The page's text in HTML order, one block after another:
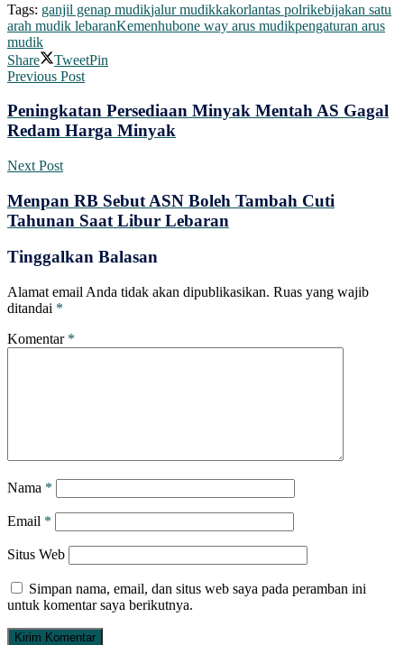
Tags: ganjil genap mudikjalur mudikkakorlantas polrikebijakan satu
arah mudik lebaranKemenhubone way arus mudikpengaturan arus
mudik
Share
TweetPin
Previous Post
Peningkatan Persediaan Minyak Mentah AS Gagal
Redam Harga Minyak
Next Post
Menpan RB Sebut ASN Boleh Tambah Cuti
Tahunan Saat Libur Lebaran
Tinggalkan Balasan
Alamat email Anda tidak akan dipublikasikan. Ruas yang wajib
ditandai *
Komentar *
Nama *
Email *
Situs Web
Simpan nama, email, dan situs web saya pada peramban ini
untuk komentar saya berikutnya.